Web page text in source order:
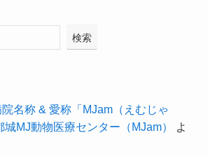
検索
名称 & 愛称「MJam（えむじゃ
MJ動物医療センター（MJam）
よ